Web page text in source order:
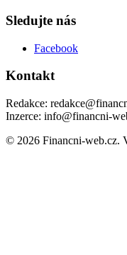
Sledujte nás
Facebook
Kontakt
Redakce:
Inzerce: info@financni-
© 2026 Financni-web.cz.